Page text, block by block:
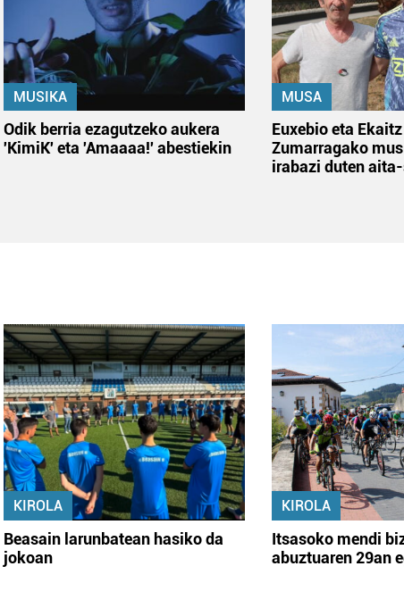
MUSIKA
Odik berria ezagutzeko aukera
'KimiK' eta 'Amaaaa!' abestiekin
MUSA
Euxebio eta
Zumarragako
irabazi duten
KIROLA
Beasain larunbatean hasiko da
jokoan
KIROLA
Itsasoko mendi
abuztuaren 29an